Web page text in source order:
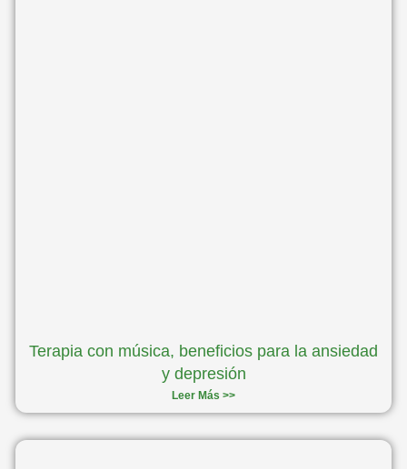
Terapia con música, beneficios para la ansiedad
y depresión
Leer Más >>